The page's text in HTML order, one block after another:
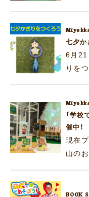
七夕か
6月21
りを
「学校
催中！
現在
山の
BOOK